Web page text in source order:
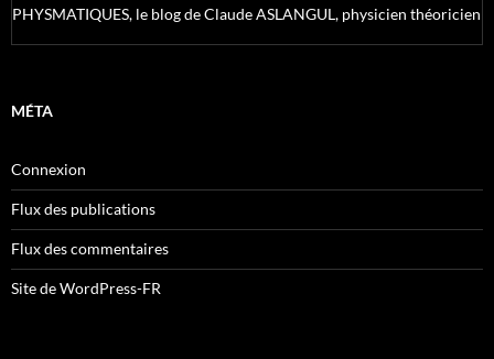
PHYSMATIQUES, le blog de Claude ASLANGUL, physicien théoricien
MÉTA
Connexion
Flux des publications
Flux des commentaires
Site de WordPress-FR